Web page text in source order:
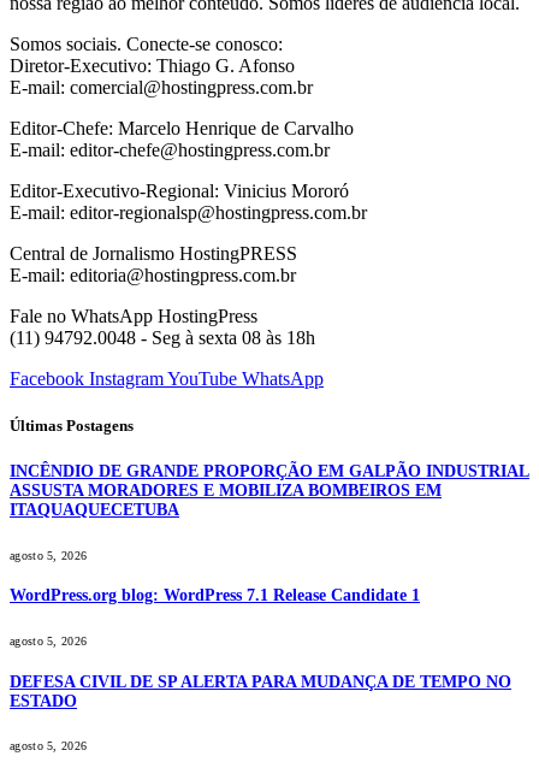
Somos sociais. Conecte-se conosco:
Diretor-Executivo: Thiago G. Afonso
E-mail: comercial@hostingpress.com.br
Editor-Chefe: Marcelo Henrique de Carvalho
E-mail: editor-chefe@hostingpress.com.br
Editor-Executivo-Regional: Vinicius Mororó
E-mail: editor-regionalsp@hostingpress.com.br
Central de Jornalismo HostingPRESS
E-mail: editoria@hostingpress.com.br
Fale no WhatsApp HostingPress
(11) 94792.0048 - Seg à sexta 08 às 18h
Facebook InstagramYouTube WhatsApp
Últimas Postagens
INCÊNDIO DE GRANDE PROPORÇÃO EM GALPÃO INDUSTRIAL
ASSUSTA MORADORES E MOBILIZA BOMBEIROS EM
ITAQUAQUECETUBA
agosto 5, 2026
WordPress.org blog: WordPress 7.1 Release Candidate 1
agosto 5, 2026
DEFESA CIVIL DE SP ALERTA PARA MUDANÇA DE TEMPO NO
ESTADO
agosto 5, 2026